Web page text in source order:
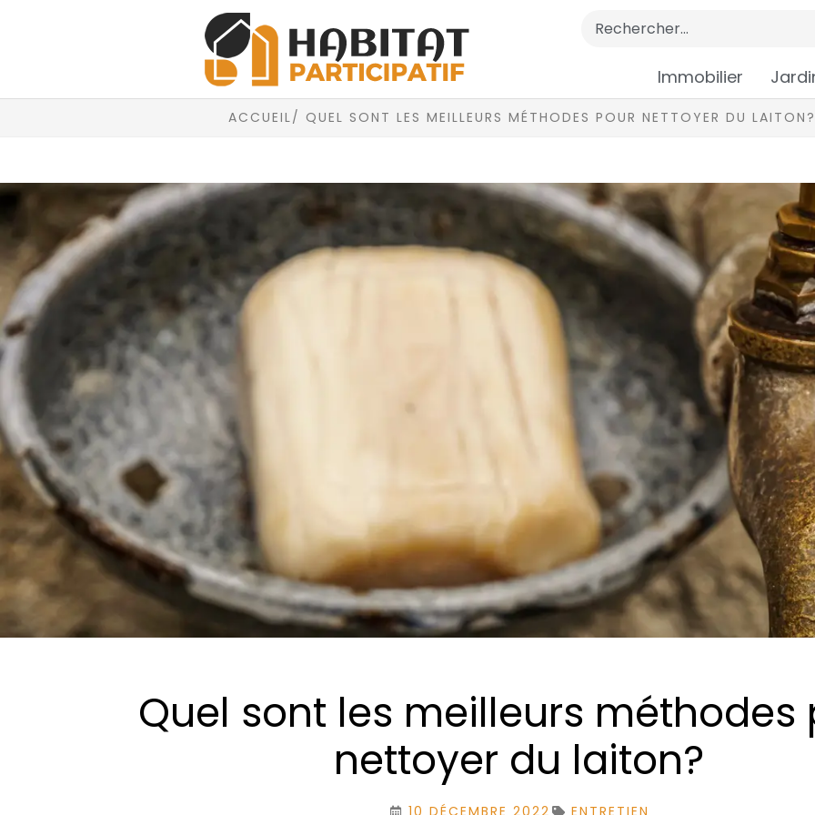
Immobilier
ACCUEIL/ QUEL SONT LES MEILLEURS MÉTHODES POUR NETTOYER DU LAITON?
Quel sont les meilleurs méthodes
nettoyer du laiton?
10 DÉCEMBRE 2022 ENTRETIEN